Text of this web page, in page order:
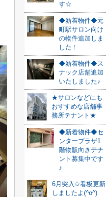
す☆
◆新着物件◆元
町駅サロン向け
の物件追加しま
した！
◆新着物件◆ス
ナック店舗追加
いたしました♪
★サロンなどにも
おすすめな店舗事
務所テナント★
◆新着物件◆セ
ンタープラザ1
階物販向きテナ
ント募集中です
♪
6月突入✩看板更新
しましたよ(^o^)